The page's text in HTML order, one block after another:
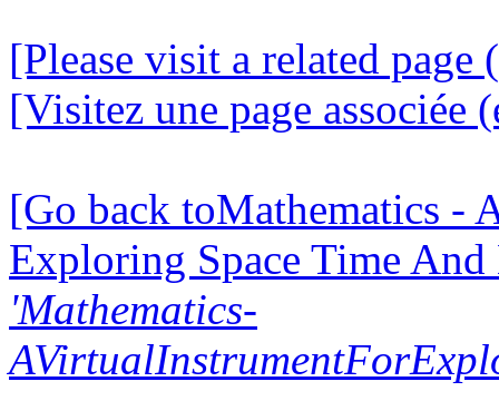
[Please visit a related
[Visitez une page
[Go back toMathematics -
Exploring Space Time
'Mathematics-